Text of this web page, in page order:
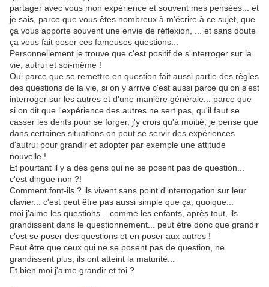
partager avec vous mon expérience et souvent mes pensées... et
je sais, parce que vous êtes nombreux à m'écrire à ce sujet, que
ça vous apporte souvent une envie de réflexion, ... et sans doute
ça vous fait poser ces fameuses questions...
Personnellement je trouve que c'est positif de s'interroger sur la
vie, autrui et soi-même !
Oui parce que se remettre en question fait aussi partie des règles
des questions de la vie, si on y arrive c'est aussi parce qu'on s'est
interroger sur les autres et d'une manière générale... parce que
si on dit que l'expérience des autres ne sert pas, qu'il faut se
casser les dents pour se forger, j'y crois qu'à moitié, je pense que
dans certaines situations on peut se servir des expériences
d'autrui pour grandir et adopter par exemple une attitude
nouvelle !
Et pourtant il y a des gens qui ne se posent pas de question...
c'est dingue non ?!
Comment font-ils ? ils vivent sans point d'interrogation sur leur
clavier... c'est peut être pas aussi simple que ça, quoique...
moi j'aime les questions... comme les enfants, après tout, ils
grandissent dans le questionnement... peut être donc que grandir
c'est se poser des questions et en poser aux autres !
Peut être que ceux qui ne se posent pas de question, ne
grandissent plus, ils ont atteint la maturité...
Et bien moi j'aime grandir et toi ?